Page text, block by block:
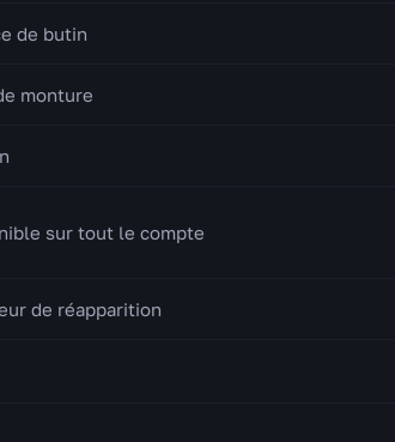
de butin
monture
sur tout le compte
de réapparition